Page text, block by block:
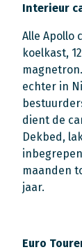
Interieur
Alle Apollo
koelkast,
echter in
dient de
Dekbed,
maanden
jaar.
Euro